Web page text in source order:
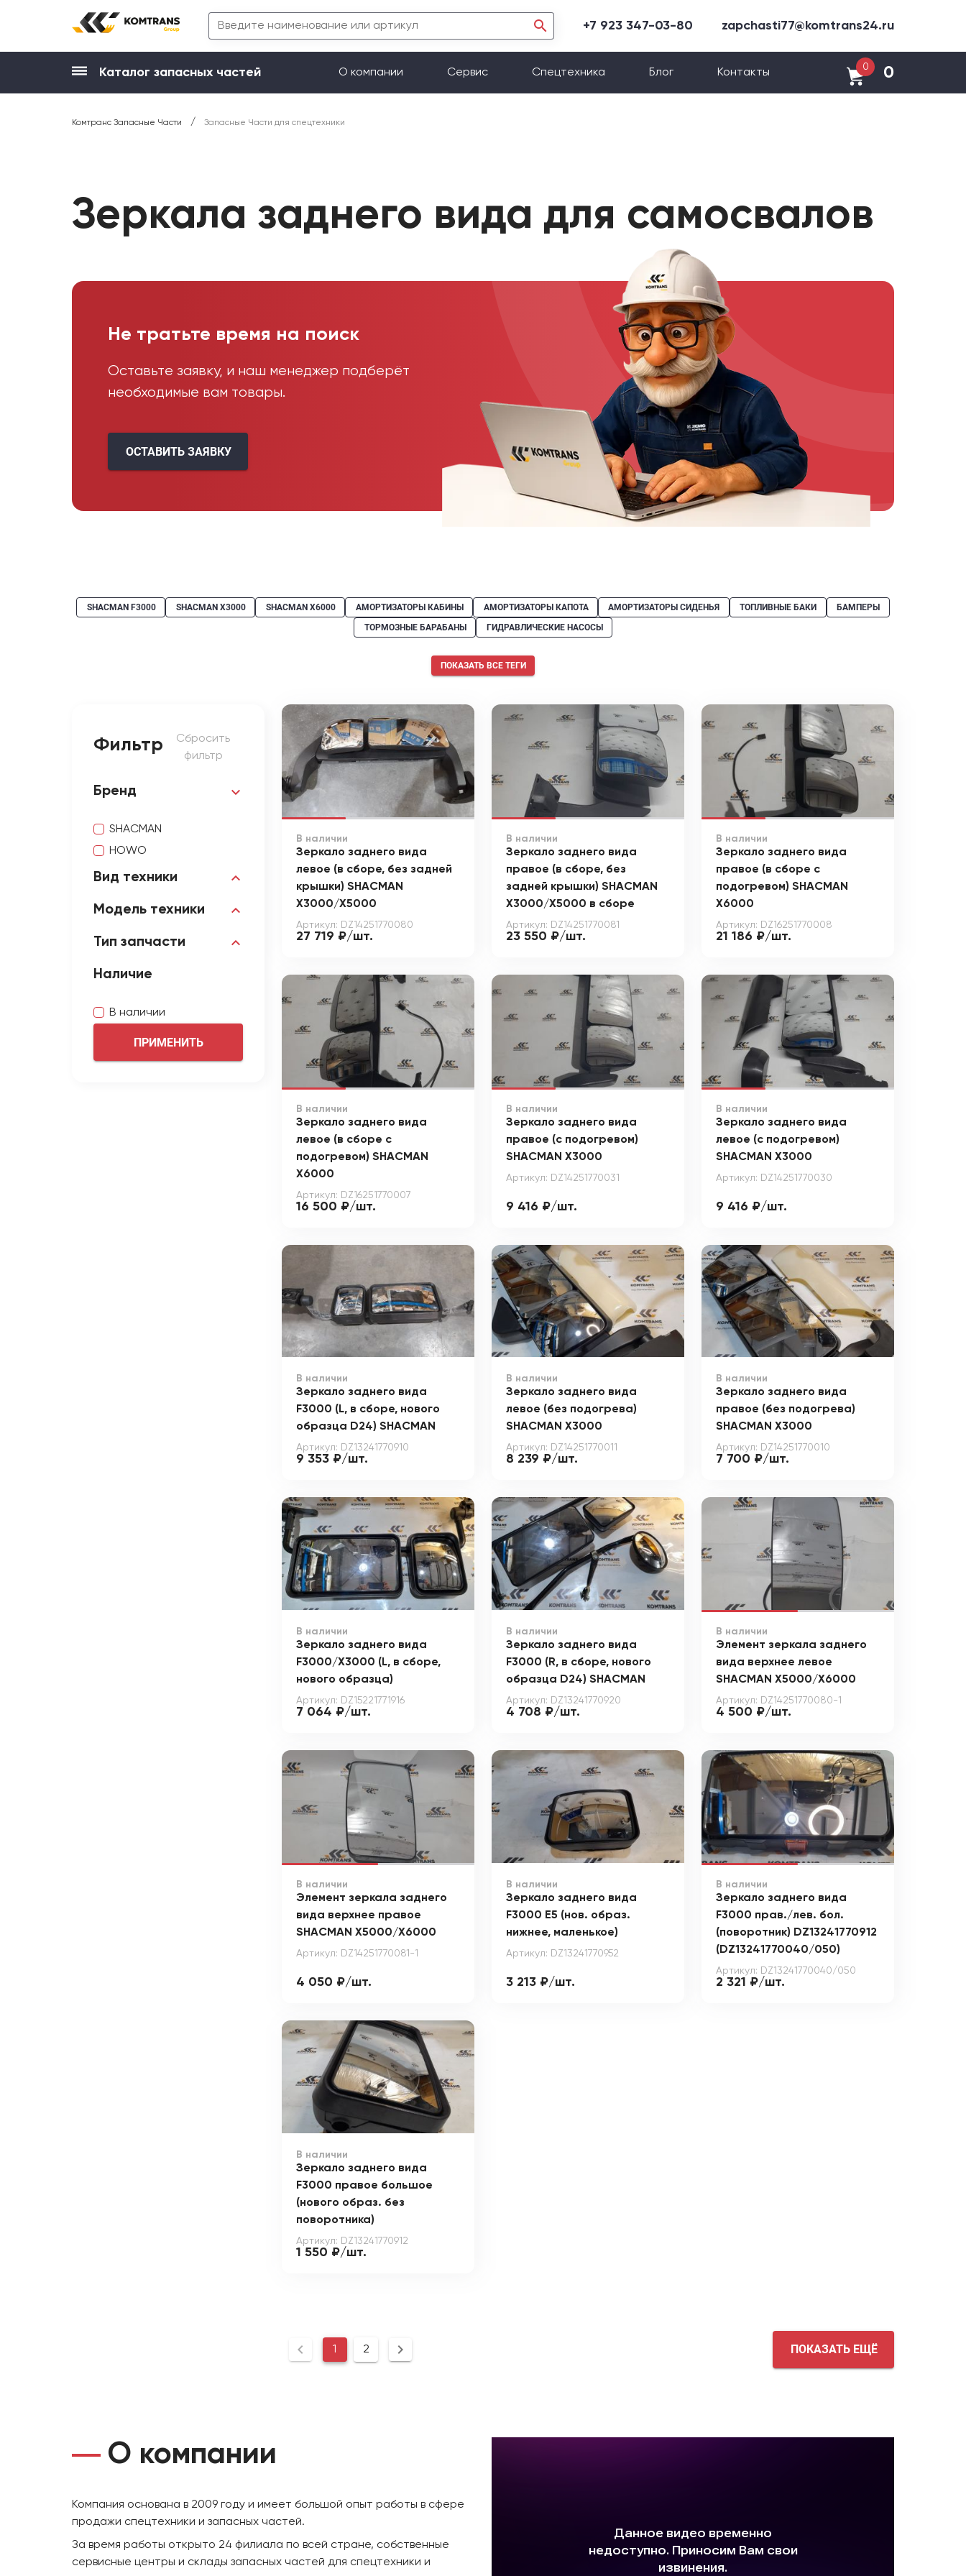
+7 923 347-03-80 zapchasti77@komtrans24.ru
Каталог запасных частей О компании Сервис Спецтехника Блог Контакты
0 0
Комтранс Запасные Части / Запасные Части для спецтехники
Зеркала заднего вида для самосвалов
Не тратьте время на поиск
Оставьте заявку, и наш менеджер подберёт
необходимые вам товары.
ОСТАВИТЬ ЗАЯВКУ
SHACMAN F3000 SHACMAN X3000 SHACMAN X6000 АМОРТИЗАТОРЫ КАБИНЫ АМОРТИЗАТОРЫ КАПОТА АМОРТИЗАТОРЫ СИДЕНЬЯ ТОПЛИВНЫЕ БАКИ
БАМПЕРЫ
ТОРМОЗНЫЕ БАРАБАНЫ
ГИДРАВЛИЧЕСКИЕ НАСОСЫ
ПОКАЗАТЬ ВСЕ ТЕГИ
Фильтр
Сбросить
фильтр
Бренд
SHACMAN
HOWO
Вид техники
Модель техники
Тип запчасти
Наличие
В наличии
ПРИМЕНИТЬ
В наличии
Зеркало заднего вида
левое (в сборе, без задней
крышки) SHACMAN
X3000/X5000
Артикул: DZ14251770080
27 719 ₽/шт.
В наличии
Зеркало заднего вида
правое (в сборе, без
задней крышки) SHACMAN
X3000/X5000 в сборе
Артикул: DZ14251770081
23 550 ₽/шт.
В наличии
Зеркало заднего вида
правое (в сборе с
подогревом) SHACMAN
X6000
Артикул: DZ16251770008
21 186 ₽/шт.
В наличии
Зеркало заднего вида
левое (в сборе с
подогревом) SHACMAN
X6000
Артикул: DZ16251770007
16 500 ₽/шт.
В наличии
Зеркало заднего вида
правое (с подогревом)
SHACMAN X3000
Артикул: DZ14251770031
9 416 ₽/шт.
В наличии
Зеркало заднего вида
левое (с подогревом)
SHACMAN X3000
Артикул: DZ14251770030
9 416 ₽/шт.
В наличии
Зеркало заднего вида
F3000 (L, в сборе, нового
образца D24) SHACMAN
Артикул: DZ13241770910
9 353 ₽/шт.
В наличии
Зеркало заднего вида
левое (без подогрева)
SHACMAN X3000
Артикул: DZ14251770011
8 239 ₽/шт.
В наличии
Зеркало заднего вида
правое (без подогрева)
SHACMAN X3000
Артикул: DZ14251770010
7 700 ₽/шт.
В наличии
Зеркало заднего вида
F3000/X3000 (L, в сборе,
нового образца)
Артикул: DZ15221771916
7 064 ₽/шт.
В наличии
Зеркало заднего вида
F3000 (R, в сборе, нового
образца D24) SHACMAN
Артикул: DZ13241770920
4 708 ₽/шт.
В наличии
Элемент зеркала заднего
вида верхнее левое
SHACMAN X5000/X6000
Артикул: DZ14251770080-1
4 500 ₽/шт.
В наличии
Элемент зеркала заднего
вида верхнее правое
SHACMAN X5000/X6000
Артикул: DZ14251770081-1
4 050 ₽/шт.
В наличии
Зеркало заднего вида
F3000 Е5 (нов. образ.
нижнее, маленькое)
Артикул: DZ13241770952
3 213 ₽/шт.
В наличии
Зеркало заднего вида
F3000 прав./лев. бол.
(поворотник) DZ13241770912
(DZ13241770040/050)
Артикул: DZ13241770040/050
2 321 ₽/шт.
В наличии
Зеркало заднего вида
F3000 правое большое
(нового образ. без
поворотника)
Артикул: DZ13241770912
1 550 ₽/шт.
1 2 ПОКАЗАТЬ ЕЩЁ
О компании
Компания основана в 2009 году и имеет большой опыт работы в сфере
продажи спецтехники и запасных частей.
За время работы открыто 24 филиала по всей стране, собственные
сервисные центры и склады запасных частей для спецтехники и